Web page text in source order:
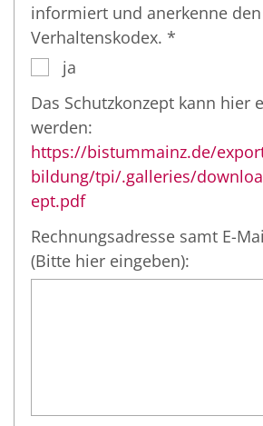
informiert und anerkenne den
Verhaltenskodex. *
ja
Das Schutzkonzept kann hier
werden:
https://bistummainz.de/
bildung/tpi/.galleries/
ept.pdf
Rechnungsadresse samt E-
(Bitte hier eingeben):